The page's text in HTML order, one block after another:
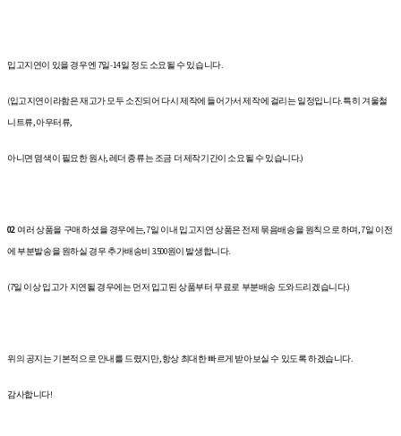
입고지연이 있을 경우엔 7일-14일 정도 소요될 수 있습니다.
(입고지연이라함은 재고가 모두 소진되어 다시 제작에 들어가서 제작에 걸리는 일정입니다. 특히 겨울철
니트류, 아우터류,
아니면 염색이 필요한 원사, 레더 종류는 조금 더 제작기간이 소요될 수 있습니다.)
02여러 상품을 구매 하셨을 경우에는, 7일 이내 입고지연 상품은 전제 묶음배송을 원칙으로 하며, 7일 이전
에 부분발송을 원하실 경우 추가배송비 3.500원이 발생합니다.
(7일 이상 입고가 지연될 경우에는 먼저 입고된 상품부터 무료로 부분배송 도와드리겠습니다.)
위의 공지는 기본적으로 안내를 드렸지만, 항상 최대한 빠르게 받아보실 수 있도록 하겠습니다.
감사합니다!